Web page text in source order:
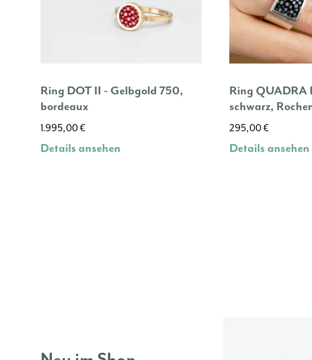
Ring DOT II - Gelbgold 750,
bordeaux
1.995,00€
Details ansehen
Ring QUADRA
schwarz,
295,00€
Details ansehen